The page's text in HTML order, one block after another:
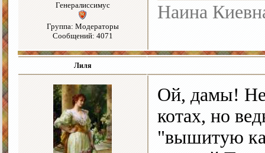
Генералиссимус
Группа: Модераторы
Сообщений: 4071
Наина
Лиля
Ой, дамы! Не
котах, но
"вышитую